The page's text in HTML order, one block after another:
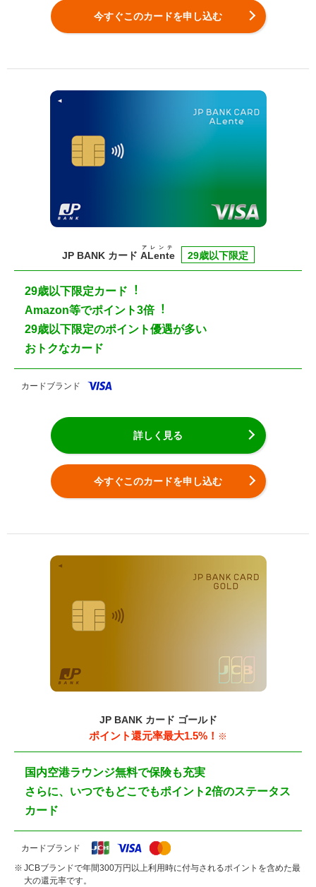
今すぐこのカードを申し込む
JP BANK カード ALente
アレンテ
29歳以下限定
29歳以下限定カード︕
Amazon等でポイント3倍︕
29歳以下限定のポイント優遇が多い
おトクなカード
カードブランド
詳しく見る
今すぐこのカードを申し込む
JP BANK カード ゴールド
ポイント還元率最大1.5%！ ※
国内空港ラウンジ無料で保険も充実
さらに、いつでもどこでもポイント2倍のステータス
カード
カードブランド
JCBブランドで年間300万円以上利用時に付与されるポイントを含めた最
大の還元率です。